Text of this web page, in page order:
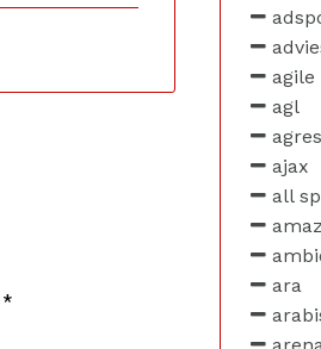
*
agile
agl
ajax
all
ara